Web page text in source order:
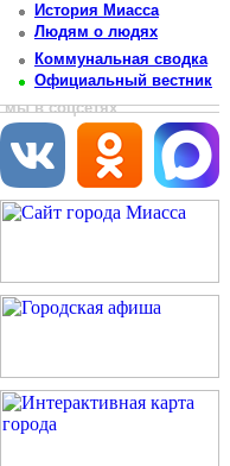
История Миасса
Людям о людях
Коммунальная сводка
Официальный вестник
мы в соцсетях